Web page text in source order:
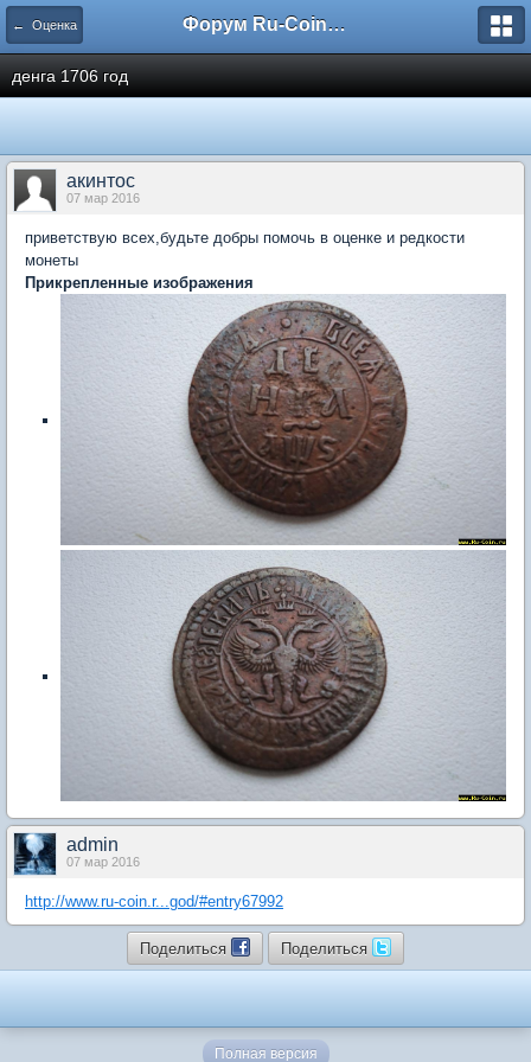
← Оценка Форум Ru-Coin.ru
денга 1706 год
акинтос
07 мар 2016
приветствую всех,будьте добры помочь в оценке и редкости
монеты
Прикрепленные изображения
admin
07 мар 2016
http://www.ru-coin.r...god/#entry67992
Поделиться Поделиться
Полная версия